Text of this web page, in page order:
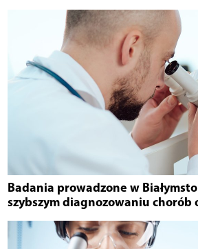
Badania prowadzone w
szybszym diagnozowaniu chorób